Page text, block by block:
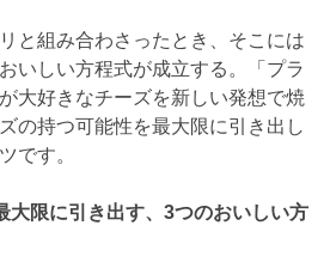
と組み合わさったとき、そこには
いしい方程式が成立する。「プラ
大好きなチーズを新しい発想で焼
の持つ可能性を最大限に引き出し
です。
大限に引き出す、3つのおいしい方